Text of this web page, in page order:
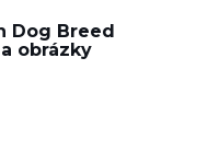
Dog Breed
obrázky